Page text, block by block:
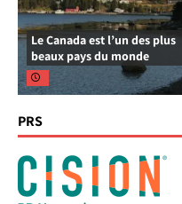
Le Canada est l’un des plus
beaux pays du monde
PRS